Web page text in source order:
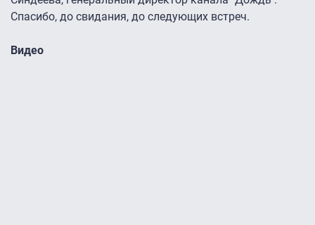
Спасибо, до свидания, до следующих встреч.
Видео